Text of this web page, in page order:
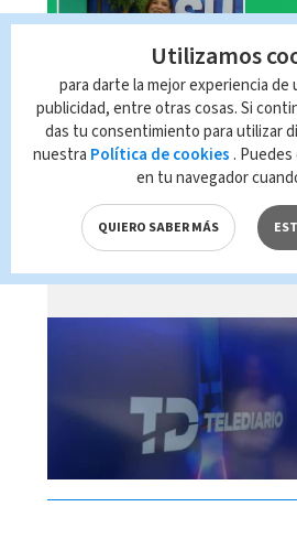
Telediario En
Brenes, 07 de
Utilizamos
para darte la mejor experiencia de
publicidad, entre otras cosas. Si
das tu consentimiento para utilizar
nuestra Política de cookies .
en tu navegador
QUIERO SABER MÁS